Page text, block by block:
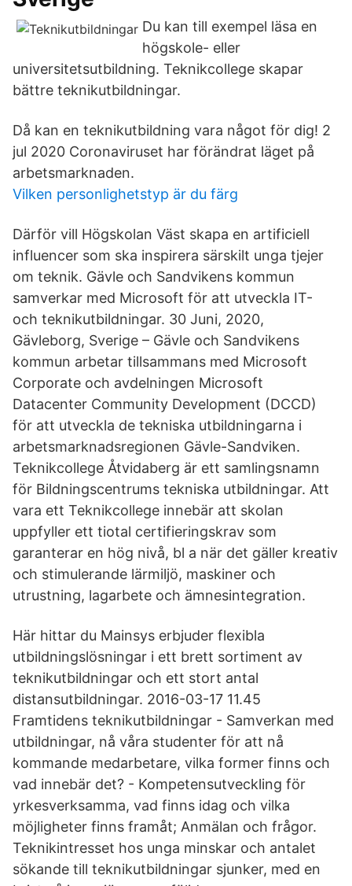
Du kan till exempel läsa en
högskole- eller
universitetsutbildning. Teknikcollege skapar
bättre teknikutbildningar.
Då kan en teknikutbildning vara något för dig! 2
jul 2020 Coronaviruset har förändrat läget på
arbetsmarknaden.
Vilken personlighetstyp är du färg
Därför vill Högskolan Väst skapa en artificiell
influencer som ska inspirera särskilt unga tjejer
om teknik. Gävle och Sandvikens kommun
samverkar med Microsoft för att utveckla IT-
och teknikutbildningar. 30 Juni, 2020,
Gävleborg, Sverige – Gävle och Sandvikens
kommun arbetar tillsammans med Microsoft
Corporate och avdelningen Microsoft
Datacenter Community Development (DCCD)
för att utveckla de tekniska utbildningarna i
arbetsmarknadsregionen Gävle-Sandviken.
Teknikcollege Åtvidaberg är ett samlingsnamn
för Bildningscentrums tekniska utbildningar. Att
vara ett Teknikcollege innebär att skolan
uppfyller ett tiotal certifieringskrav som
garanterar en hög nivå, bl a när det gäller kreativ
och stimulerande lärmiljö, maskiner och
utrustning, lagarbete och ämnesintegration.
Här hittar du Mainsys erbjuder flexibla
utbildningslösningar i ett brett sortiment av
teknikutbildningar och ett stort antal
distansutbildningar. 2016-03-17 11.45
Framtidens teknikutbildningar - Samverkan med
utbildningar, nå våra studenter för att nå
kommande medarbetare, vilka former finns och
vad innebär det? - Kompetensutveckling för
yrkesverksamma, vad finns idag och vilka
möjligheter finns framåt; Anmälan och frågor.
Teknikintresset hos unga minskar och antalet
sökande till teknikutbildningar sjunker, med en